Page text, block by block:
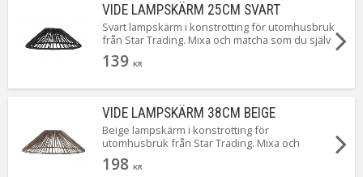
VIDE LAMPSKÄRM 25CM SVART
Svart lampskärm i konstrotting för utomhusbruk
från Star Trading. Mixa och matcha som du själv
vill med ljuskällor och sladdställ för
utomhusbruk. Passar till sladdställ med E27
ser du lilla Vide 25cm i svart.
139 KR
VIDE LAMPSKÄRM 38CM BEIGE
Beige lampskärm i konstrotting för
utomhusbruk från Star Trading. Mixa och
matcha som du själv vill med ljuskällor och
sladdställ för utomhusbruk. Passar till sladdställ
198 KR